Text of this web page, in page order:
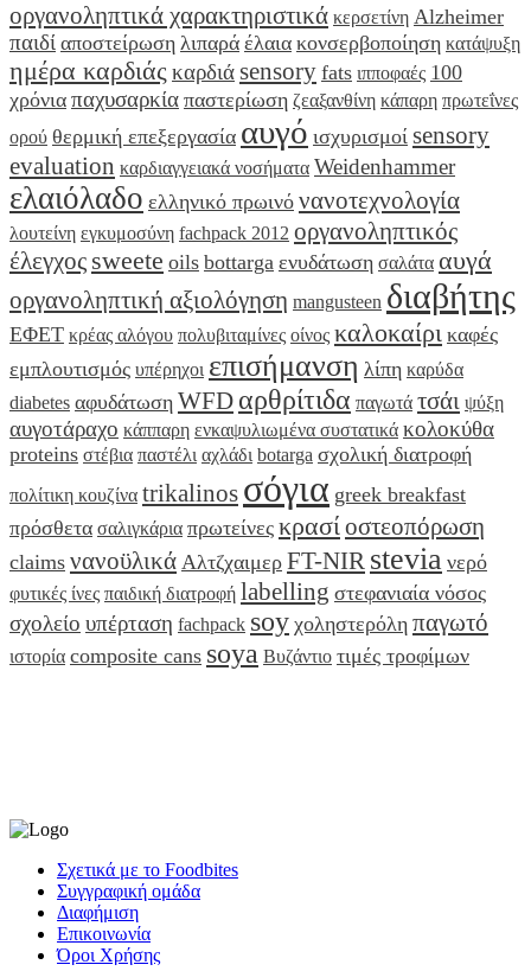
οργανοληπτικά χαρακτηριστικά κερσετίνη Alzheimer
παιδί αποστείρωση λιπαρά έλαια κονσερβοποίηση κατάψυξη
ημέρα καρδιάς καρδιάsensory fats ιπποφαές 100
χρόνια παχυσαρκία παστερίωση ζεαξανθίνη κάπαρη πρωτεΐνες
ορού θερμική επεξεργασία αυγό ισχυρισμοί sensory
evaluation καρδιαγγειακά νοσήματα Weidenhammer
ελαιόλαδο ελληνικό πρωινό νανοτεχνολογία
λουτείνη εγκυμοσύνη fachpack 2012 οργανοληπτικός
έλεγχος sweete oils bottarga ενυδάτωση σαλάτα αυγά
οργανοληπτική αξιολόγηση mangusteen διαβήτης
ΕΦΕΤ κρέας αλόγου πολυβιταμίνες οίνος καλοκαίρι καφές
εμπλουτισμός υπέρηχοι επισήμανση λίπη καρύδα
diabetes αφυδάτωση WFD αρθρίτιδα παγωτά τσάι ψύξη
αυγοτάραχο κάππαρη ενκαψυλιωμένα συστατικά κολοκύθα
proteins στέβια παστέλι αχλάδι botarga σχολική διατροφή
πολίτικη κουζίνα trikalinos σόγια greek breakfast
πρόσθετα σαλιγκάρια πρωτείνες κρασίοστεοπόρωση
claims νανοϋλικά Αλτζχαιμερ FT-NIR stevia νερό
φυτικές ίνες παιδική διατροφή labelling στεφανιαία νόσος
σχολείο υπέρταση fachpack soy χοληστερόλη παγωτό
ιστορία composite cans soya Βυζάντιο τιμές τροφίμων
Σχετικά με το Foodbites
Συγγραφική ομάδα
Διαφήμιση
Επικοινωνία
Όροι Χρήσης